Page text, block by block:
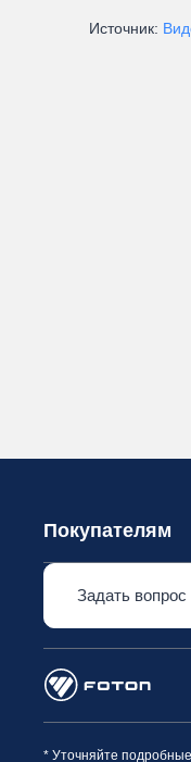
Источник:
Покупателям
Задать вопрос
* Уточняйте